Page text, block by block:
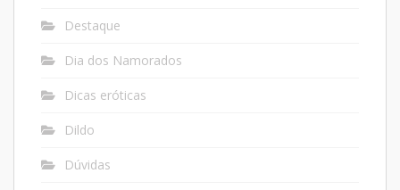
Destaque
Dia dos Namorados
Dicas eróticas
Dildo
Dúvidas